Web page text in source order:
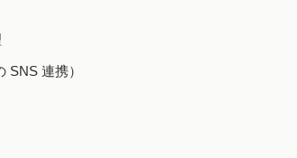
SNS 連携）